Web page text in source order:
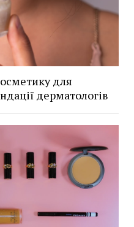
для
дерматологів